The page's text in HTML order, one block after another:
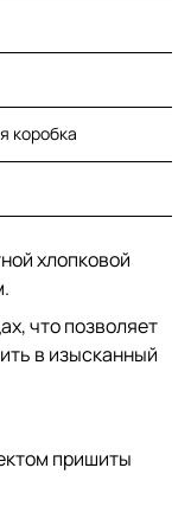
коробка
хлопковой
что позволяет
в изысканный
пришиты